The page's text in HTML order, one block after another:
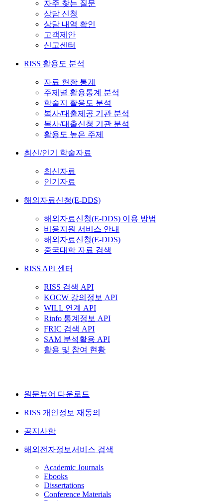
자주 찾는 질문
상담 신청
상담 내역 확인
고객제안
신고센터
RISS 활용도 분석
자료 현황 통계
주제별 활용통계 분석
학술지 활용도 분석
복사/대출제공 기관 분석
복사/대출신청 기관 분석
활용도 높은 주제
최신/인기 학술자료
최신자료
인기자료
해외자료신청(E-DDS)
해외자료신청(E-DDS) 이용 방법
비용지원 서비스 안내
해외자료신청(E-DDS)
중국대학 자료 검색
RISS API 센터
RISS 검색 API
KOCW 강의정보 API
WILL 연계 API
Rinfo 통계정보 API
FRIC 검색 API
SAM 분석활용 API
활용 및 참여 현황
원문뷰어 다운로드
RISS 개인정보 재동의
공지사항
해외전자정보서비스 검색
Academic Journals
Ebooks
Dissertations
Conference Materials